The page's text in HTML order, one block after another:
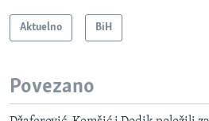
Aktuelno BiH
Povezano